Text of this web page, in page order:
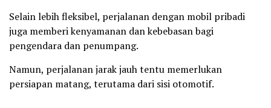
Selain lebih fleksibel, perjalanan dengan mobil pribadi
juga memberi kenyamanan dan kebebasan bagi
pengendara dan penumpang.
Namun, perjalanan jarak jauh tentu memerlukan
persiapan matang, terutama dari sisi otomotif.